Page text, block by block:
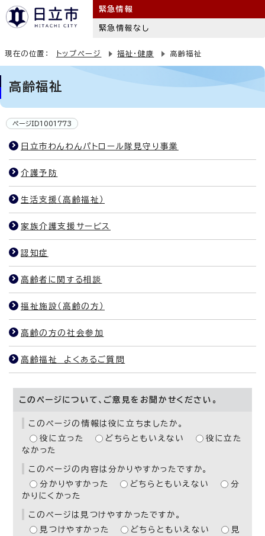
緊急情報
緊急情報なし
現在の位置： トップページ 福祉・健康 高齢福祉
高齢福祉
ページID1001773
日立市わんわんパトロール隊見守り事業
介護予防
生活支援（高齢福祉）
家族介護支援サービス
認知症
高齢者に関する相談
福祉施設（高齢の方）
高齢の方の社会参加
高齢福祉 よくあるご質問
このページについて、ご意見をお聞かせください。
このページの情報は役に立ちましたか。
役に立った
どちらともいえない
役に立た
なかった
このページの内容は分かりやすかったですか。
分かりやすかった
どちらともいえない
分
かりにくかった
このページは見つけやすかったですか。
見つけやすかった
どちらともいえない
見